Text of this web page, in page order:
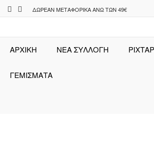
Skip
to
ΔΩΡΕΆΝ ΜΕΤΑΦΟΡΙΚΆ ΆΝΩ ΤΩΝ 49€
ΑΡΧΙΚΉ ΝΕΑ ΣΥΛΛΟΓΗ
ΓΕΜΙΣΜΑΤΑ